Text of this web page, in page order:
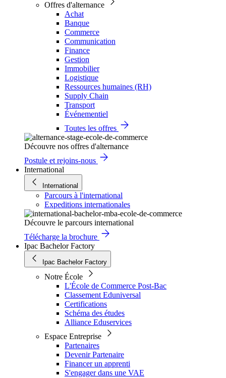
Offres d'alternance
Achat
Banque
Commerce
Communication
Finance
Gestion
Immobilier
Logistique
Ressources humaines (RH)
Supply Chain
Transport
Événementiel
Toutes les offres
Découvre nos offres d'alternance
Postule et rejoins-nous
International
International
Parcours à l'international
Expeditions internationales
Découvre le parcours international
Télécharge la brochure
Ipac Bachelor Factory
Ipac Bachelor Factory
Notre École
L'École de Commerce Post-Bac
Classement Eduniversal
Certifications
Schéma des études
Alliance Eduservices
Espace Entreprise
Partenaires
Devenir Partenaire
Financer un apprenti
S'engager dans une VAE